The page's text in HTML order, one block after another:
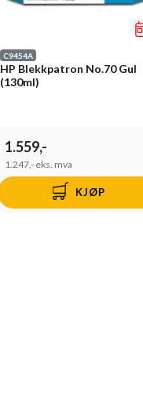
C9454A
HP Blekkpatron No.70 Gul
(130ml)
1.559,-
1.247,- eks. mva
KJØP